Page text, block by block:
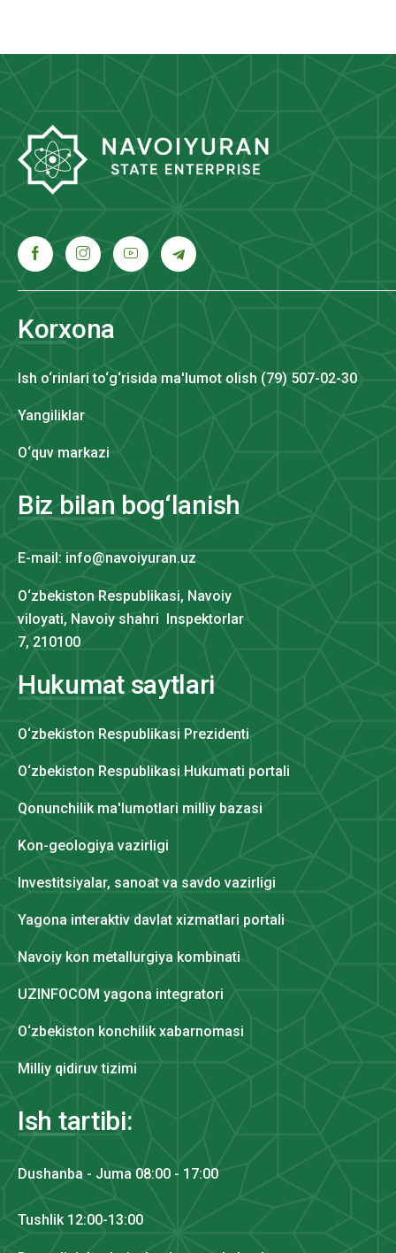
Korxona
Ish o‘rinlari to‘g‘risida ma'lumot olish (79) 507-02-30
Yangiliklar
O‘quv markazi
Biz bilan bog‘lanish
E-mail: info@navoiyuran.uz
O‘zbekiston Respublikasi, Navoiy
viloyati, Navoiy shahri Inspektorlar
7, 210100
Hukumat saytlari
O‘zbekiston Respublikasi Prezidenti
O‘zbekiston Respublikasi Hukumati portali
Qonunchilik ma'lumotlari milliy bazasi
Kon-geologiya vazirligi
Investitsiyalar, sanoat va savdo vazirligi
Yagona interaktiv davlat xizmatlari portali
Navoiy kon metallurgiya kombinati
UZINFOCOM yagona integratori
O‘zbekiston konchilik xabarnomasi
Milliy qidiruv tizimi
Ish tartibi:
Dushanba - Juma 08:00 - 17:00
Tushlik 12:00-13:00